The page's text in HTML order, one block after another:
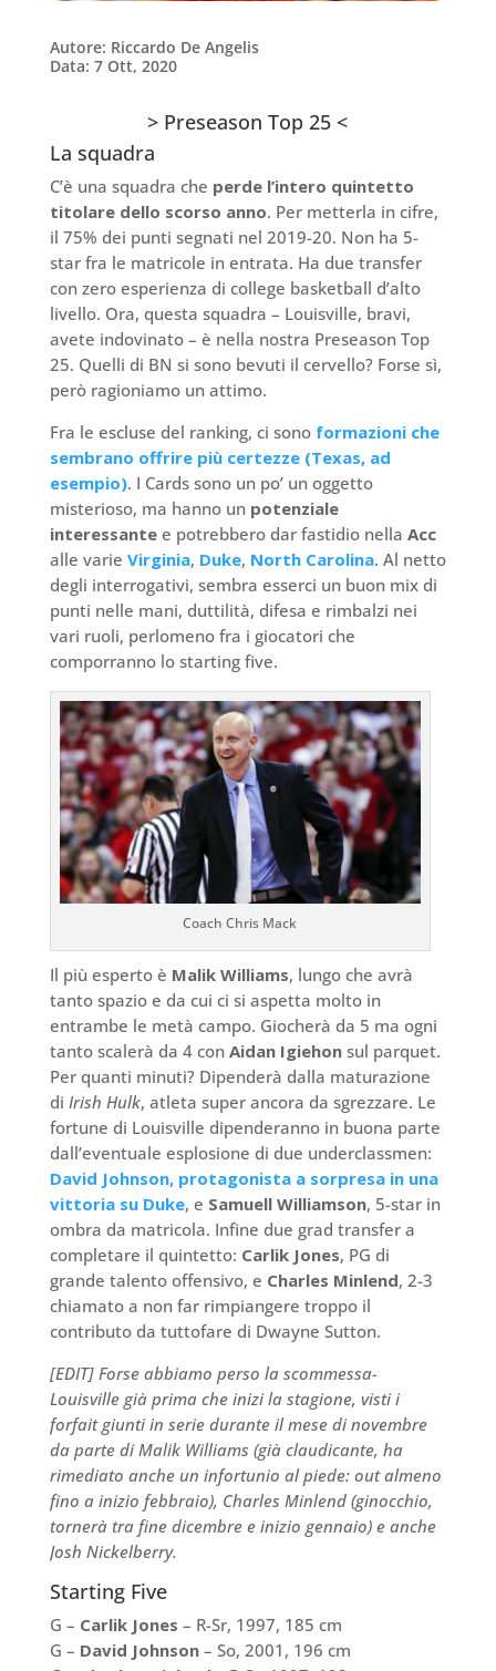
Autore: Riccardo De Angelis
Data: 7 Ott, 2020
> Preseason Top 25 <
La squadra
C’è una squadra che perde l’intero quintetto
titolare dello scorso anno. Per metterla in cifre,
il 75% dei punti segnati nel 2019-20. Non ha 5-
star fra le matricole in entrata. Ha due transfer
con zero esperienza di college basketball d’alto
livello. Ora, questa squadra – Louisville, bravi,
avete indovinato – è nella nostra Preseason Top
25. Quelli di BN si sono bevuti il cervello? Forse sì,
però ragioniamo un attimo.
Fra le escluse del ranking, ci sono formazioni che
sembrano offrire più certezze (Texas, ad
esempio). I Cards sono un po’ un oggetto
misterioso, ma hanno un potenziale
interessantee potrebbero dar fastidio nella Acc
alle varie Virginia, Duke, North Carolina. Al netto
degli interrogativi, sembra esserci un buon mix di
punti nelle mani, duttilità, difesa e rimbalzi nei
vari ruoli, perlomeno fra i giocatori che
comporranno lo starting five.
Coach Chris Mack
Il più esperto è Malik Williams, lungo che avrà
tanto spazio e da cui ci si aspetta molto in
entrambe le metà campo. Giocherà da 5 ma ogni
tanto scalerà da 4 con Aidan Igiehonsul parquet.
Per quanti minuti? Dipenderà dalla maturazione
di Irish Hulk, atleta super ancora da sgrezzare. Le
fortune di Louisville dipenderanno in buona parte
dall’eventuale esplosione di due underclassmen:
David Johnson, protagonista a sorpresa in una
vittoria su Duke, e Samuell Williamson, 5-star in
ombra da matricola. Infine due grad transfer a
completare il quintetto: Carlik Jones, PG di
grande talento offensivo, e Charles Minlend, 2-3
chiamato a non far rimpiangere troppo il
contributo da tuttofare di Dwayne Sutton.
[EDIT] Forse abbiamo perso la scommessa-
Louisville già prima che inizi la stagione, visti i
forfait giunti in serie durante il mese di novembre
da parte di Malik Williams (già claudicante, ha
rimediato anche un infortunio al piede: out almeno
fino a inizio febbraio), Charles Minlend (ginocchio,
tornerà tra fine dicembre e inizio gennaio) e anche
Josh Nickelberry.
Starting Five
G – Carlik Jones – R-Sr, 1997, 185 cm
G – David Johnson– So, 2001, 196 cm